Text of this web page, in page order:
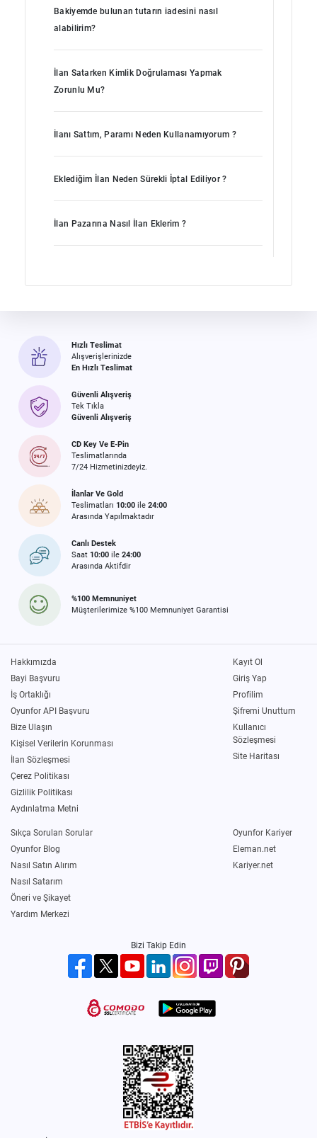
Bakiyemde bulunan tutarın iadesini nasıl
alabilirim?
İlan Satarken Kimlik Doğrulaması Yapmak
Zorunlu Mu?
İlanı Sattım, Paramı Neden Kullanamıyorum ?
Eklediğim İlan Neden Sürekli İptal Ediliyor ?
İlan Pazarına Nasıl İlan Eklerim ?
Hızlı Teslimat
Alışverişlerinizde
En Hızlı Teslimat
Güvenli Alışveriş
Tek Tıkla
Güvenli Alışveriş
CD Key Ve E-Pin
Teslimatlarında
7/24 Hizmetinizdeyiz.
İlanlar Ve Gold
Teslimatları 10:00 ile 24:00
Arasında Yapılmaktadır
Canlı Destek
Saat 10:00 ile 24:00
Arasında Aktifdir
%100 Memnuniyet
Müşterilerimize %100 Memnuniyet Garantisi
Hakkımızda
Bayi Başvuru
İş Ortaklığı
Oyunfor API Başvuru
Bize Ulaşın
Kişisel Verilerin Korunması
İlan Sözleşmesi
Çerez Politikası
Gizlilik Politikası
Aydınlatma Metni
Kayıt Ol
Giriş Yap
Profilim
Şifremi Unuttum
Kullanıcı
Sözleşmesi
Site Haritası
Sıkça Sorulan Sorular
Oyunfor Blog
Nasıl Satın Alırım
Nasıl Satarım
Öneri ve Şikayet
Yardım Merkezi
Oyunfor Kariyer
Eleman.net
Kariyer.net
Bizi Takip Edin